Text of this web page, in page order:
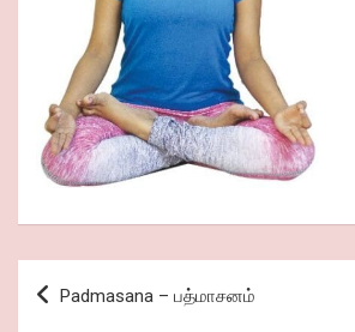
Post
Padmasana – பத்மாசனம்